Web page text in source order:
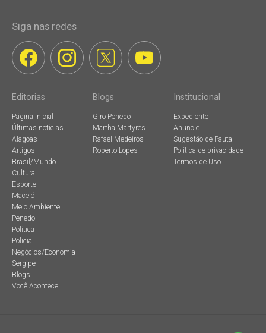
Siga nas redes
Editorias
Página inicial
Últimas notícias
Alagoas
Artigos
Brasil/Mundo
Cultura
Esporte
Maceió
Meio Ambiente
Penedo
Política
Policial
Negócios/Economia
Sergipe
Blogs
Você Acontece
Blogs
Giro Penedo
Martha Martyres
Rafael Medeiros
Roberto Lopes
Institucional
Expediente
Anuncie
Sugestão de Pauta
Política de privacidade
Termos de Uso